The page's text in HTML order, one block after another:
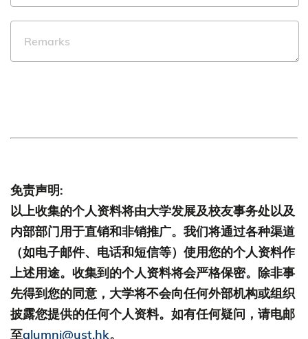
免责声明:
以上收集的个人资料将由大学发展及校友事务处以及
内部部门用于直销和非销推广。我们将通过各种渠道
（如电子邮件、电话和短信等）使用您的个人资料作
上述用途。收集到的个人资料将会严格保密。除非事
先得到您的同意，大学将不会向任何外部机构或组织
披露您提供的任何个人资料。如有任何疑问，请电邮
至alumni@ust.hk。